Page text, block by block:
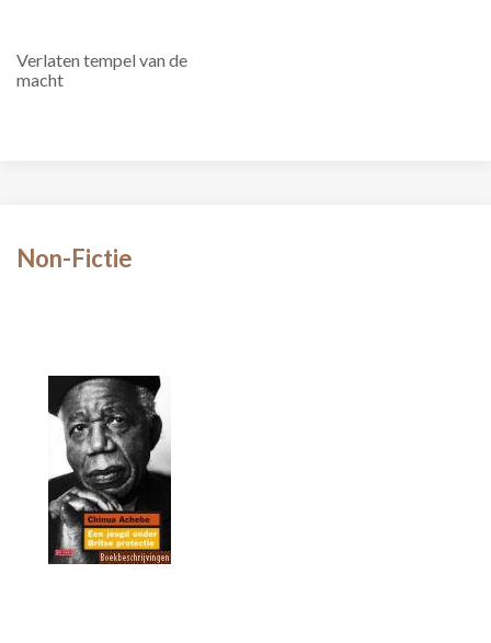
Verlaten tempel van de
macht
Non-Fictie